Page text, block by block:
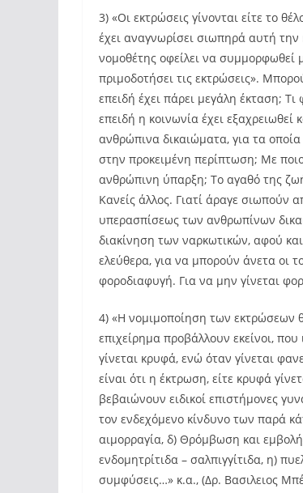
3) «Οι εκτρώσεις γίνονται είτε το
έχει αναγνωρίσει σιωπηρά αυτή
νομοθέτης οφείλει να συμμορφωθεί
πριμοδοτήσει τις εκτρώσεις».
επειδή έχει πάρει μεγάλη έκταση;
επειδή η κοινωνία έχει
ανθρώπινα δικαιώματα, για τα
στην προκειμένη περίπτωση; Με
ανθρώπινη ύπαρξη; Το αγαθό της
Κανείς άλλος. Γιατί άραγε σιωπούν
υπερασπίσεως των ανθρωπίνων
διακίνηση των ναρκωτικών, αφού
ελεύθερα, για να μπορούν άνετα οι
φοροδιαφυγή. Για να μην γίνεται
4) «Η νομιμοποίηση των εκτρώσεων
επιχείρημα προβάλλουν εκείνοι,
γίνεται κρυφά, ενώ όταν γίνεται
είναι ότι η έκτρωση, είτε κρυφά
βεβαιώνουν ειδικοί επιστήμονες
τον ενδεχόμενο κίνδυνο των παρά
αιμορραγία, δ) Θρόμβωση και
ενδομητρίτιδα – σαλπιγγίτιδα, η)
συμφύσεις…» κ.α., (Δρ. Βασιλειος